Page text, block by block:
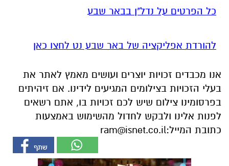
כל הפרטים על נדל"ן בבאר שבע
להורדת אפליקציה של באר שבע נט לחצו כאן
אנו מכבדים זכויות יוצרים ועושים מאמץ לאתר את
בעלי הזכויות בצילומים המגיעים לידינו. אם זיהיתים
בפרסומינו צילום שיש לכם זכויות בו, אתם רשאים
לפנות אלינו ולבקש לחדול מהשימוש באמצעות
כתובת המייל:ram@isnet.co.il